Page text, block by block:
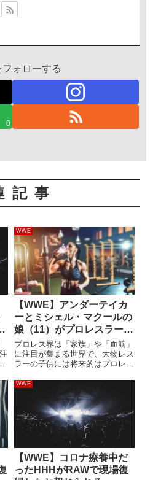
ォローする
0
記事
WWE
【WWE】アンダーテイカ
ーとミシェル・マクールの
娘（11）がプロレスラーに
なりたがっていることが明
らかに。「努力するなら、
俺は支援するよ」
プロレス界は「家族」や「血筋」
に注目が集まる世界で、大物レス
ラーの子供には将来的はプロレス
です。アンダーテイカーとミシェ
ル・マクール夫妻には11歳の娘
カイアがおり、アメリカンフット
ボールから身体的接触を排除し
た...
WWE
【WWE】コロナ療養中だ
ったHHHがRAWで現場復